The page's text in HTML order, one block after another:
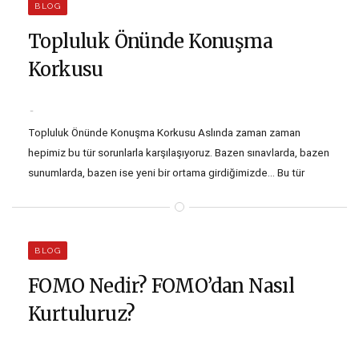
1- Gözler Kalbin Aynasıdır Ağzımız yalan söyleyebilir ama
BLOG
Topluluk Önünde Konuşma
Korkusu
Topluluk Önünde Konuşma Korkusu Aslında zaman zaman
hepimiz bu tür sorunlarla karşılaşıyoruz. Bazen sınavlarda, bazen
sunumlarda, bazen ise yeni bir ortama girdiğimizde… Bu tür
ise korku. İnsanların topluluk önünde kendini ifade etmek
bu…
BLOG
FOMO Nedir? FOMO’dan Nasıl
Kurtuluruz?